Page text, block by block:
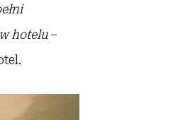
łni
hotelu–